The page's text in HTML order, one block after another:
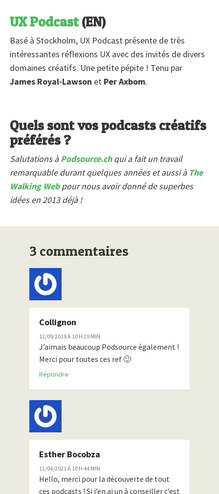
UX Podcast(EN)
Basé à Stockholm, UX Podcast présente de très
intéressantes réflexions UX avec des invités de divers
domaines créatifs. Une petite pépite ! Tenu par
James Royal-Lawson et Per Axbom.
Quels sont vos podcasts créatifs
préférés ?
Salutations à Podsource.chqui a fait un travail
remarquable durant quelques années et aussi àThe
Walking Webpour nous avoir donné de superbes
idées en 2013 déjà !
3 commentaires
Collignon
12/09/2019 À 10 H 29 MIN
J’aimais beaucoup Podsource également !
Merci pour toutes ces ref 🙂
Répondre
Esther Bocobza
11/04/2021 À 10 H 44 MIN
Hello, merci pour la découverte de tout
ces podcasts ! Si j’en ai un à conseiller c’est